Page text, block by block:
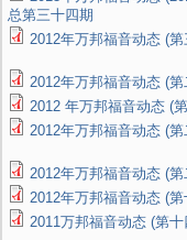
总第三十四期
2012年万邦福音动态 (
2012年万邦福音动态 (
2012 年万邦福音动态 (
2012年万邦福音动态 (
2012年万邦福音动态 (
2012年万邦福音动态 (
2011万邦福音动态 (第